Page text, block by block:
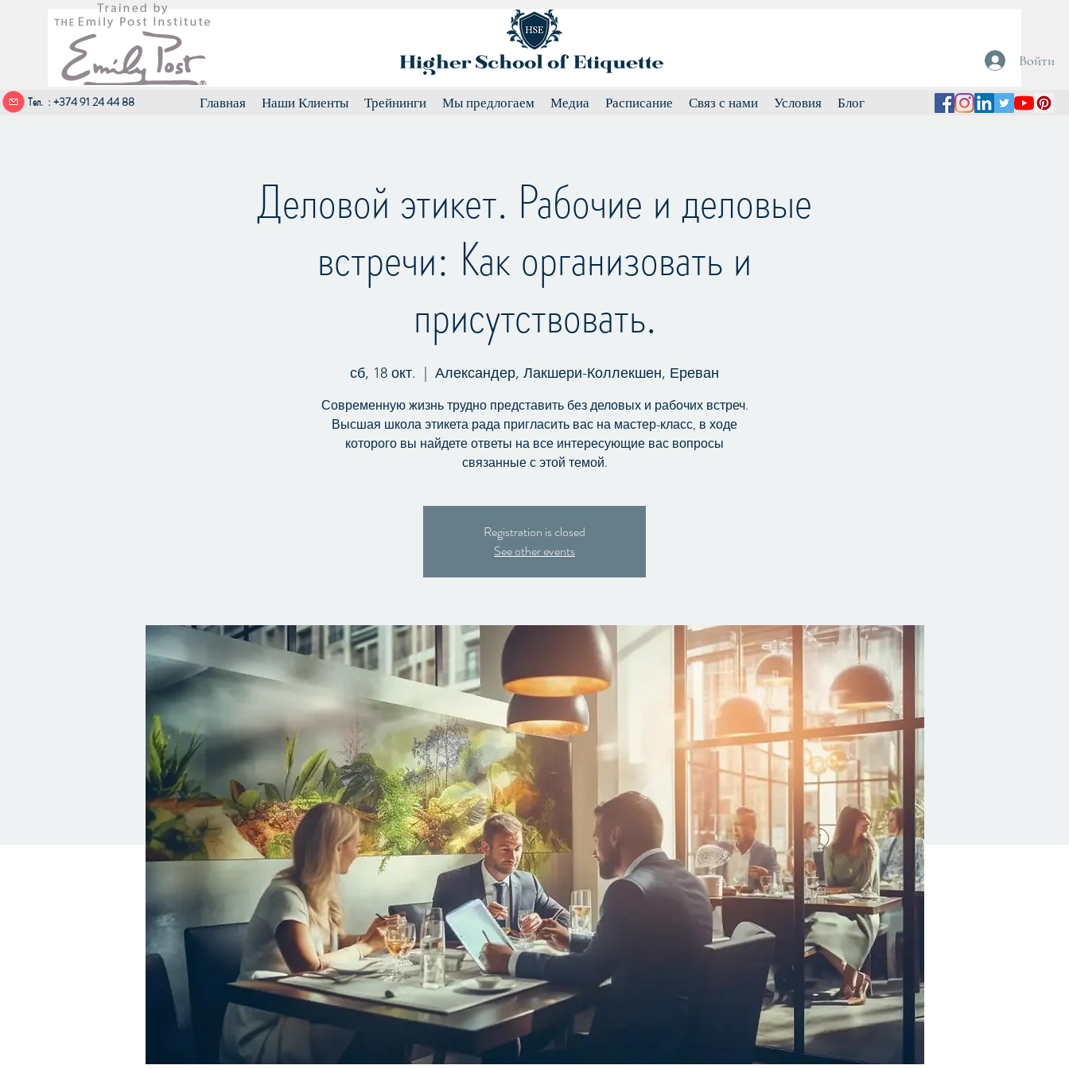
Войти
Тел. : +374 91 24 44 88 Главная Наши Клиенты Трейнинги Мы предлогаем Медиа Расписание Связ с нами Условия Блог
Деловой этикет. Рабочие и деловые
встречи: Как организовать и
присутствовать.
сб, 18 окт. Александер, Лакшери-Коллекшен, Ереван
Современную жизнь трудно представить без деловых и рабочих встреч.
Высшая школа этикета рада пригласить вас на мастер-класс, в ходе
которого вы найдете ответы на все интересующие вас вопросы
связанные с этой темой.
Registration is closed
See other events